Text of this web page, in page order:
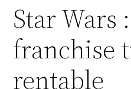
Star Wars
franchise
rentable